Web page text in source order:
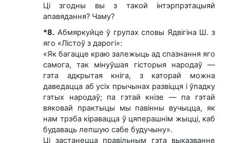
Ці згодны вы з такой інтэрпрэтацыяй
апавядання? Чаму?
*8. Абмяркуйце ў групах словы Ядвігіна Ш. з
яго «Лістоў з дарогі»:
«Як багацце краю залежыць ад спазнання яго
самога, так мінуўшая гісторыя народаў —
гэта адкрытая кніга, з каторай можна
даведацца аб усіх прычынах развіцця і ўпадку
гэтых народаў; па гэтай кнізе — па гэтай
вяковай практыцы мы павінны вучыцца, як
нам трэба кіравацца ў цяперашнім жыцці, каб
будаваць лепшую сабе будучыну».
Ці застанецца правільным гэта выказванне